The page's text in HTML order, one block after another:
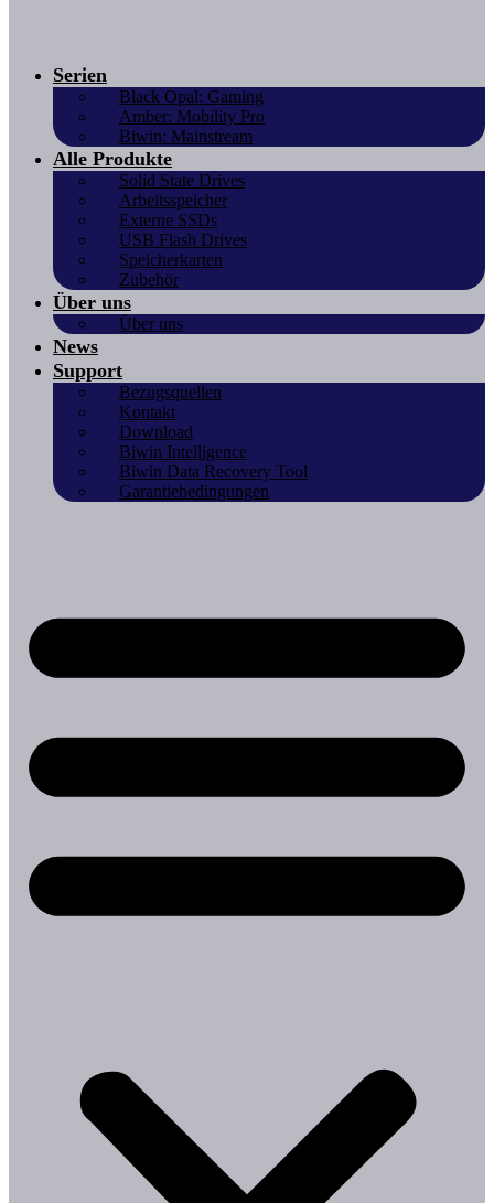
Serien
Black Opal: Gaming
Amber: Mobility Pro
Biwin: Mainstream
Alle Produkte
Solid State Drives
Arbeitsspeicher
Externe SSDs
USB Flash Drives
Speicherkarten
Zubehör
Über uns
Über uns
News
Support
Bezugsquellen
Kontakt
Download
Biwin Intelligence
Biwin Data Recovery Tool
Garantiebedingungen